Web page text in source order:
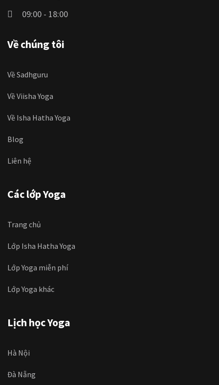
09:00 - 18:00
Về chúng tôi
Về Sadhguru
Về Viisha Yoga
Về Isha Hatha Yoga
Blog
Liên hệ
Các lớp Yoga
Trang chủ
Lớp Isha Hatha Yoga
Lớp Yoga miễn phí
Lớp Yoga khác
Lịch học Yoga
Hà Nội
Đà Nẵng